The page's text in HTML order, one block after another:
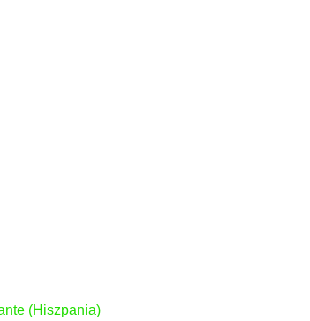
(Hiszpania)